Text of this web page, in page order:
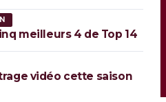
meilleurs 4 de Top 14
vidéo cette saison